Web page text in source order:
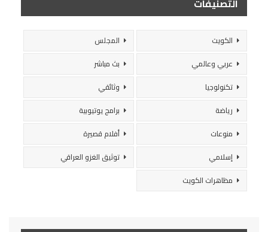
التصنيفات
الكويت
المجلس
عربي وعالمي
بث مباشر
تكنولوجيا
وثائقي
رياضة
برامج يوتيوبية
منوعات
أفلام قصيرة
إسلامي
توثيق الغزو العراقي
مظاهرات الكويت